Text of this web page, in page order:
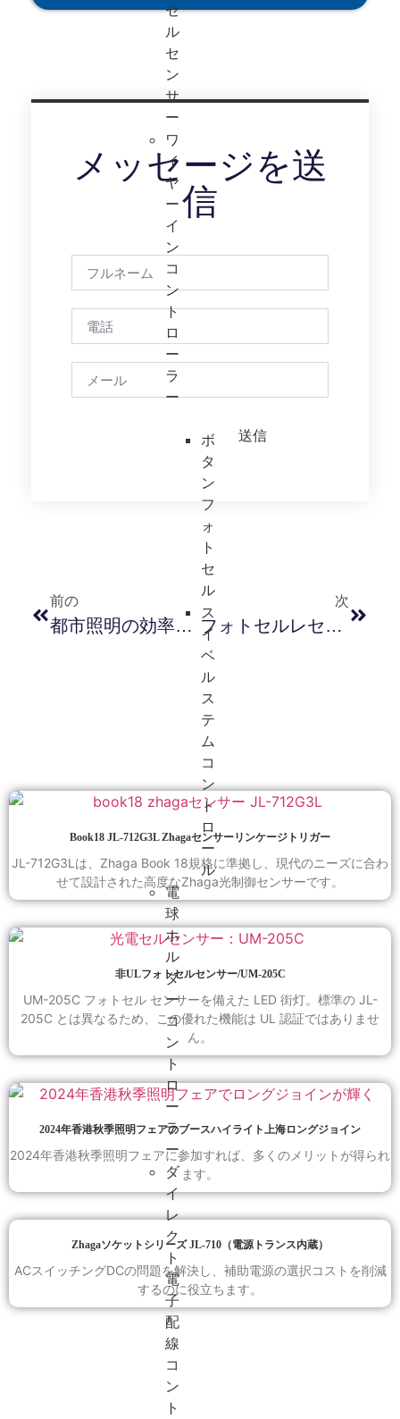
セ
ル
セ
ン
サ
ー
ワ
イ
ヤ
ー
イ
ン
コ
ン
ト
ロ
ー
ラ
ー
ボ
タ
ン
フ
ォ
ト
セ
ル
ス
イ
ベ
ル
ス
テ
ム
コ
ン
ト
ロ
ー
ル
電
球
ホ
ル
ダ
ー
コ
ン
ト
ロ
ー
ラ
ー
ダ
イ
レ
ク
ト
電
子
配
線
コ
ン
ト
メッセージを送
信
送信
前の
都市照明の効率向上：太陽光発電と光制御技術の統合
次
フォトセルレセプタクル JL-230 /ANSI C136.41 インターフェース/街路照明レセプタクル/NEMA ソケット/ロングジョイン
Book18 JL-712G3L Zhagaセンサーリンケージトリガー
JL-712G3Lは、Zhaga Book 18規格に準拠し、現代のニーズに合わ
せて設計された高度なZhaga光制御センサーです。
非ULフォトセルセンサー/UM-205C
UM-205C フォトセル センサーを備えた LED 街灯。標準の JL-
205C とは異なるため、この優れた機能は UL 認証ではありませ
ん。
2024年香港秋季照明フェアのブースハイライト上海ロングジョイン
2024年香港秋季照明フェアに参加すれば、多くのメリットが得られ
ます。
Zhagaソケットシリーズ JL-710（電源トランス内蔵）
ACスイッチングDCの問題を解決し、補助電源の選択コストを削減
するのに役立ちます。